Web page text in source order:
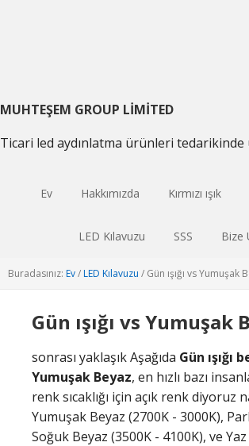
MUHTEŞEM GROUP LIMITED
Ticari led aydınlatma ürünleri tedarikinde
Ev Hakkımızda Kırmızı ışık
LED Kılavuzu SSS Bize
Buradasınız: Ev/ LED Kılavuzu / Gün ışığı vs Yumuşak
Gün ışığı vs Yumuşak
sonrası yaklaşık Aşağıda Gün ışığı
Yumuşak Beyaz, en hızlı bazı
renk sıcaklığı için açık renk diyoruz
Yumuşak Beyaz (2700K - 3000K),
Soğuk Beyaz (3500K - 4100K), ve